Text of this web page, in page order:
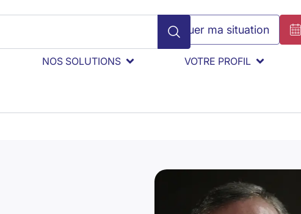
Évaluer ma situation
NOS SOLUTIONS VOTRE PROFIL